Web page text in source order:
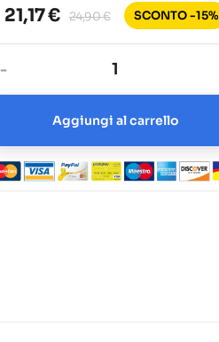
21,17 € 24,90 € SCONTO -15%
-
Aggiungi al carrello